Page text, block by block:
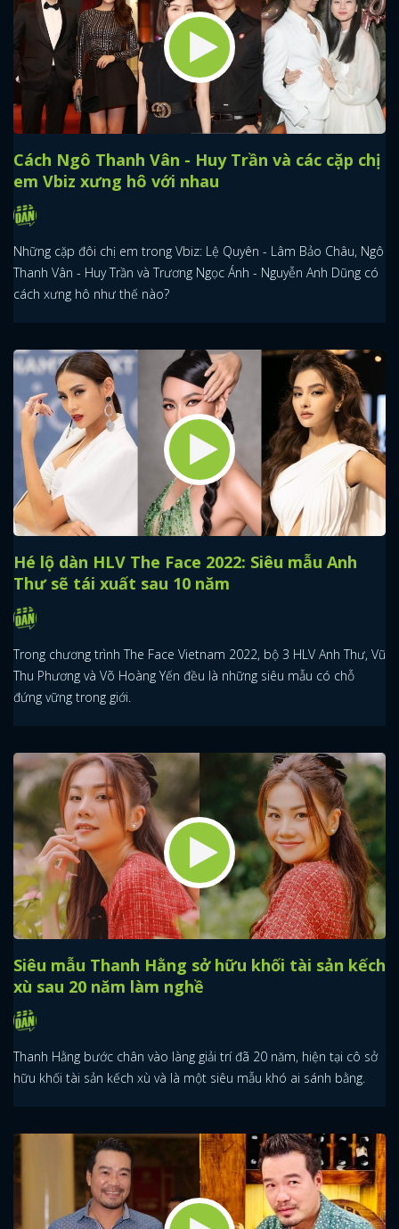
Cách Ngô Thanh Vân - Huy Trần và các cặp chị
em Vbiz xưng hô với nhau
Những cặp đôi chị em trong Vbiz: Lệ Quyên - Lâm Bảo Châu, Ngô
Thanh Vân - Huy Trần và Trương Ngọc Ánh - Nguyễn Anh Dũng có
cách xưng hô như thế nào?
Hé lộ dàn HLV The Face 2022: Siêu mẫu Anh
Thư sẽ tái xuất sau 10 năm
Trong chương trình The Face Vietnam 2022, bộ 3 HLV Anh Thư, Vũ
Thu Phương và Võ Hoàng Yến đều là những siêu mẫu có chỗ
đứng vững trong giới.
Siêu mẫu Thanh Hằng sở hữu khối tài sản kếch
xù sau 20 năm làm nghề
Thanh Hằng bước chân vào làng giải trí đã 20 năm, hiện tại cô sở
hữu khối tài sản kếch xù và là một siêu mẫu khó ai sánh bằng.